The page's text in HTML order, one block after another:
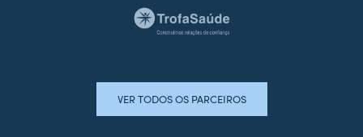
VER TODOS OS PARCEIROS